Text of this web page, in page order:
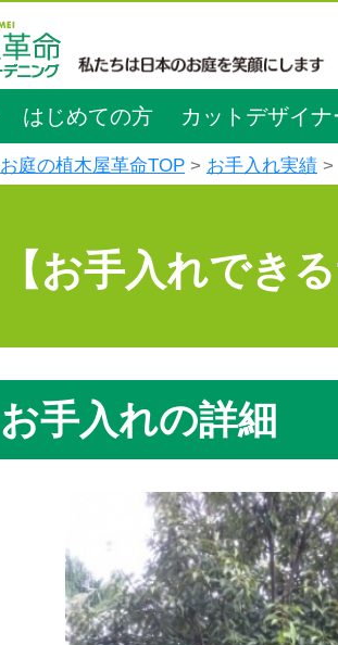
はじめての方 カットデザイナ
お庭の植木屋革命TOP お手入れ実績
【お手入れでき
お手入れの詳細